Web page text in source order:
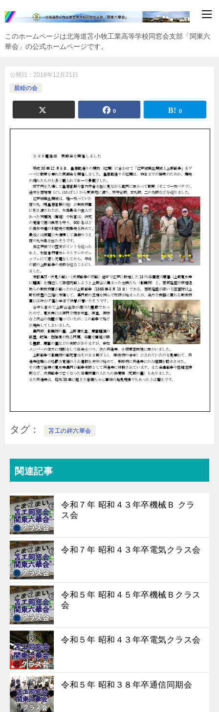
このホームページは北海道苫小牧工業高等学校同窓会支部「関東六
華会」の公式ホームページです。
公開日： 2018年12月21日
親睦の会
0 0
タグ 苫工の絆六華会
関連記事
令和７年 昭和４３年卒機械Ｂ クラ
ス会
令和７年 昭和４３年卒電気クラス会
令和５年 昭和４５年卒機械Ｂクラス
会
令和５年 昭和４３年卒電気クラス会
令和５年 昭和３８年卒通信同期会